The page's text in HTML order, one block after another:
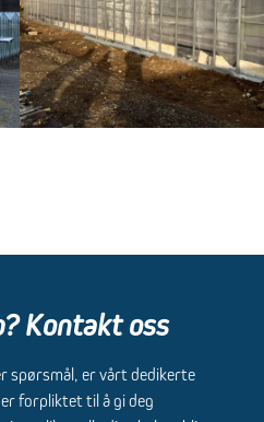
Kontakt oss
spørsmål, er vårt dedikerte
forpliktet til å gi deg